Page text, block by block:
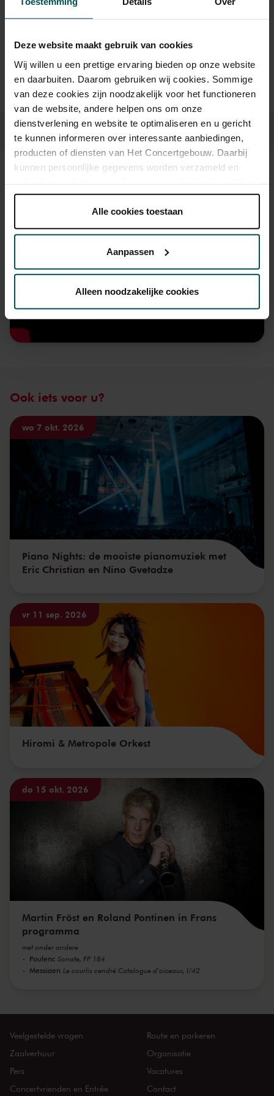
Deze website maakt gebruik van cookies
Wij willen u een prettige ervaring bieden op onze website
en daarbuiten. Daarom gebruiken wij cookies. Sommige
van deze cookies zijn noodzakelijk voor het functioneren
van de website, andere helpen ons om onze
dienstverlening en website te optimaliseren en u gericht
te kunnen informeren over interessante aanbiedingen,
producten of diensten van Het Concertgebouw. Daarbij
kunnen persoonlijke gegevens worden verzameld en
onder 'aanpassen' zelf welke cookies wij mogen
Lees onze cookieverklaring hier. Lees onze
Via decookieverklaringop onze website kunt u uw
We werken samen met
kunnen ontvangen en verwerken.
Alle cookies toestaan
Aanpassen
Alleen noodzakelijke cookies
sprintkaarten
u rolstoelplaatsen bestellen? Mail naar
020 – 671 83 45.
Ook iets voor u?
wo 7 okt. 2026
Piano Nights: de mooiste pianomuziek met
Eric Christian en Nino Gvetadze
vr 11 sep. 2026
Hiromi & Metropole Orkest
do 15 okt. 2026
Martin Fröst en Roland Pontinen in Frans
programma
met onder andere
Poulenc Sonate, FP 184
Messiaen Le courlis cendré Catalogue d'oiseaux, I/42
Veelgestelde vragen
Zaalverhuur
Pers
Concertvrienden en Entrée
Route en parkeren
Organisatie
Vacatures
Contact